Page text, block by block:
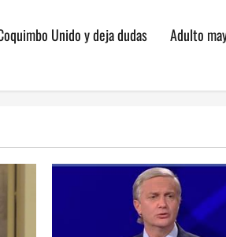
Unido y deja dudas
Adulto